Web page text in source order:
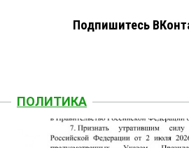
Подпишитесь
ПОЛИТИКА